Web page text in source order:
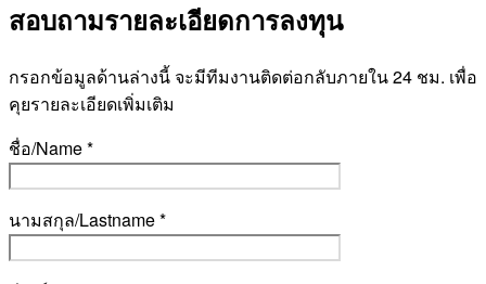
สอบถามรายละเอียดการลงทุน
กรอกข้อมูลด้านล่างนี้ จะมีทีมงานติดต่อกลับภายใน 24 ชม. เพื่อ
คุยรายละเอียดเพิ่มเติม
ชื่อ/Name *
นามสกุล/Lastname *